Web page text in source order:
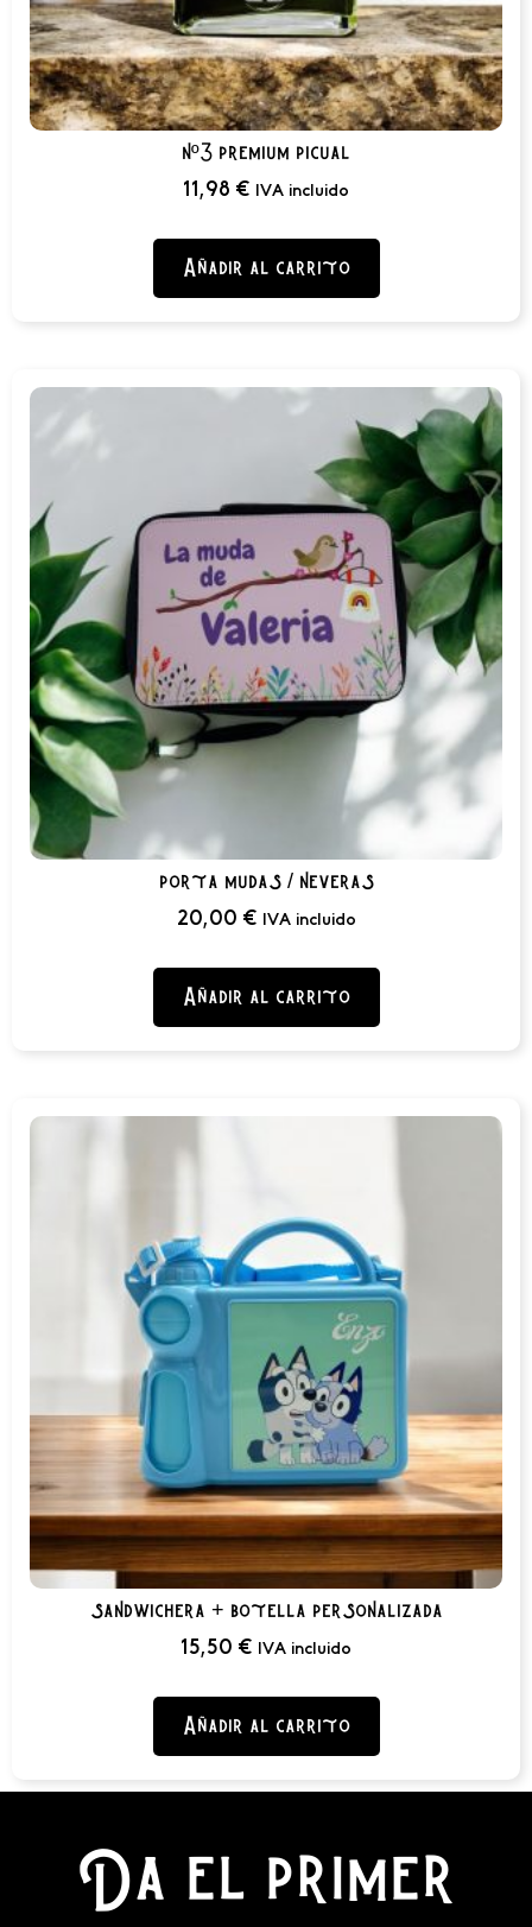
nº3 premium picual
11,98 € IVA incluido
Añadir al carrito
porta mudas / neveras
20,00 € IVA incluido
Añadir al carrito
sandwichera + botella personalizada
15,50 € IVA incluido
Añadir al carrito
Da el primer